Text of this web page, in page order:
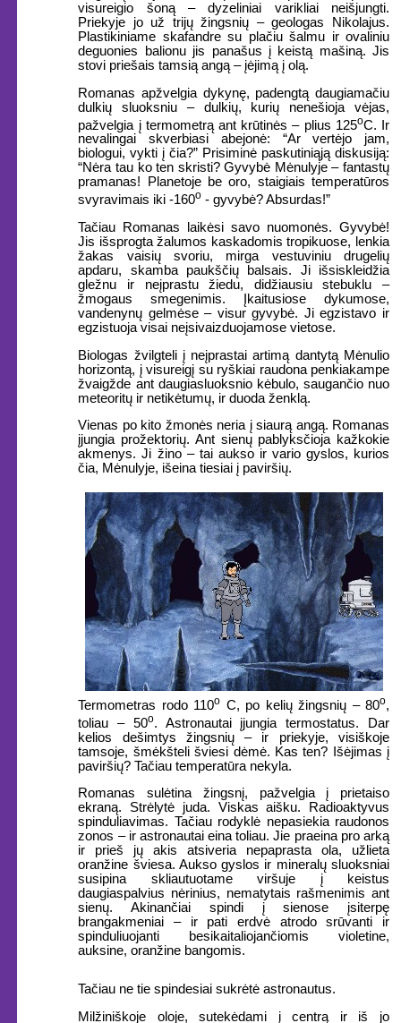
visureigio šoną – dyzeliniai varikliai neišjungti.
Priekyje jo už trijų žingsnių – geologas Nikolajus.
Plastikiniame skafandre su plačiu šalmu ir ovaliniu
deguonies balionu jis panašus į keistą mašiną. Jis
stovi priešais tamsią angą – įėjimą į olą.
Romanas apžvelgia dykynę, padengtą daugiamačiu
dulkių sluoksniu – dulkių, kurių nenešioja vėjas,
pažvelgia į termometrą ant krūtinės – plius 125oC. Ir
nevalingai skverbiasi abejonė: “Ar vertėjo jam,
biologui, vykti į čia?” Prisiminė paskutiniąją diskusiją:
“Nėra tau ko ten skristi? Gyvybė Mėnulyje – fantastų
pramanas! Planetoje be oro, staigiais temperatūros
svyravimais iki -160o - gyvybė? Absurdas!”
Tačiau Romanas laikėsi savo nuomonės. Gyvybė!
Jis išsprogta žalumos kaskadomis tropikuose, lenkia
žakas vaisių svoriu, mirga vestuviniu drugelių
apdaru, skamba paukščių balsais. Ji išsiskleidžia
gležnu ir neįprastu žiedu, didžiausiu stebuklu –
žmogaus smegenimis. Įkaitusiose dykumose,
vandenynų gelmėse – visur gyvybė. Ji egzistavo ir
egzistuoja visai neįsivaizduojamose vietose.
Biologas žvilgteli į neįprastai artimą dantytą Mėnulio
horizontą, į visureigį su ryškiai raudona penkiakampe
žvaigžde ant daugiasluoksnio kėbulo, saugančio nuo
meteoritų ir netikėtumų, ir duoda ženklą.
Vienas po kito žmonės neria į siaurą angą. Romanas
įjungia prožektorių. Ant sienų pablyksčioja kažkokie
akmenys. Ji žino – tai aukso ir vario gyslos, kurios
čia, Mėnulyje, išeina tiesiai į paviršių.
Termometras rodo 110o C, po kelių žingsnių – 80o,
toliau – 50o. Astronautai įjungia termostatus. Dar
kelios dešimtys žingsnių – ir priekyje, visiškoje
tamsoje, šmėkšteli šviesi dėmė. Kas ten? Išėjimas į
paviršių? Tačiau temperatūra nekyla.
Romanas sulėtina žingsnį, pažvelgia į prietaiso
ekraną. Strėlytė juda. Viskas aišku. Radioaktyvus
spinduliavimas. Tačiau rodyklė nepasiekia raudonos
zonos – ir astronautai eina toliau. Jie praeina pro arką
ir prieš jų akis atsiveria nepaprasta ola, užlieta
oranžine šviesa. Aukso gyslos ir mineralų sluoksniai
susipina skliautuotame viršuje į keistus
daugiaspalvius nėrinius, nematytais rašmenimis ant
sienų. Akinančiai spindi į sienose įsiterpę
brangakmeniai – ir pati erdvė atrodo srūvanti ir
spinduliuojanti besikaitaliojančiomis violetine,
auksine, oranžine bangomis.
Tačiau ne tie spindesiai sukrėtė astronautus.
Milžiniškoje oloje, sutekėdami į centrą ir iš jo